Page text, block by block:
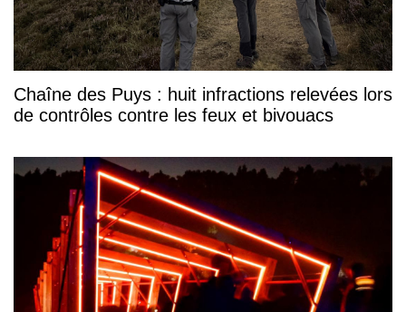
Chaîne des Puys : huit infractions relevées lors
de contrôles contre les feux et bivouacs